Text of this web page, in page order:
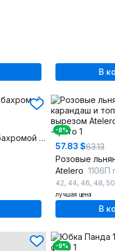
В
Длинная серая юбка с запахом и бахромой из льна
-8%
57.83 $63.13
Atelero 1106П
42, 44, 46, 48, 50
лучшая цена
В
-9%